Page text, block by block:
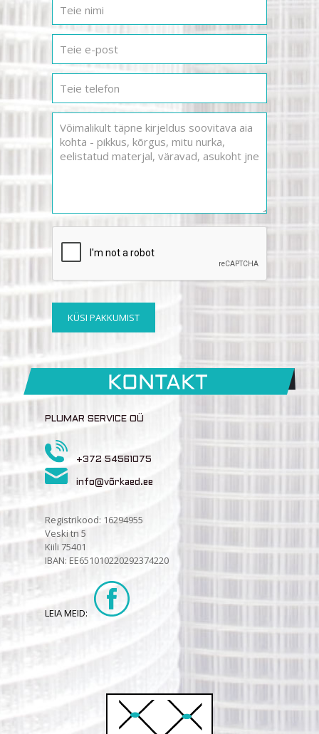
PLUMAR SERVICE OÜ
+372 54561075
info@võrkaed.ee
Registrikood: 16294955
Veski tn 5
Kiili 75401
IBAN: EE651010220292374220
LEIA MEID: